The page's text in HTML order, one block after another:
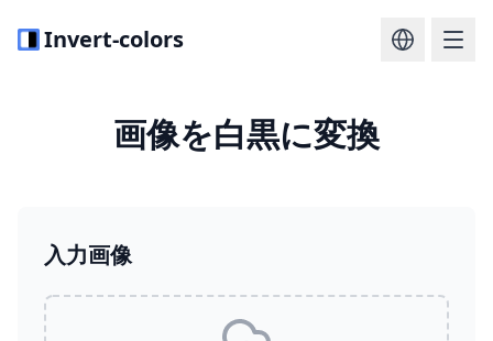
Invert-colors
画像を白黒に変換
入力画像